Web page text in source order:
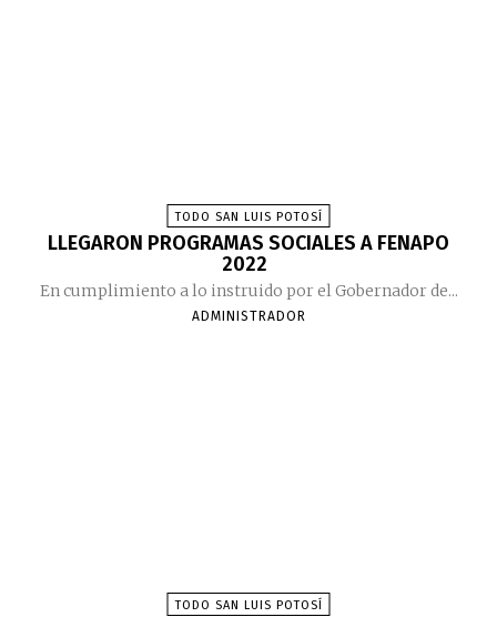
TODO SAN LUIS POTOSÍ
LLEGARON PROGRAMAS SOCIALES A FENAPO
2022
En cumplimiento a lo instruido por el Gobernador de...
ADMINISTRADOR
TODO SAN LUIS POTOSÍ